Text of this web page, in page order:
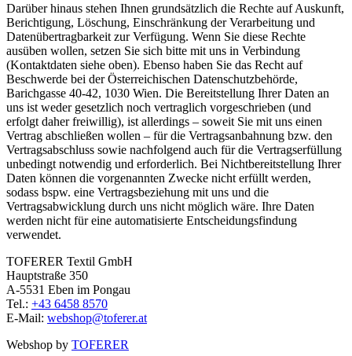
Darüber hinaus stehen Ihnen grundsätzlich die Rechte auf Auskunft,
Berichtigung, Löschung, Einschränkung der Verarbeitung und
Datenübertragbarkeit zur Verfügung. Wenn Sie diese Rechte
ausüben wollen, setzen Sie sich bitte mit uns in Verbindung
(Kontaktdaten siehe oben). Ebenso haben Sie das Recht auf
Beschwerde bei der Österreichischen Datenschutzbehörde,
Barichgasse 40-42, 1030 Wien. Die Bereitstellung Ihrer Daten an
uns ist weder gesetzlich noch vertraglich vorgeschrieben (und
erfolgt daher freiwillig), ist allerdings – soweit Sie mit uns einen
Vertrag abschließen wollen – für die Vertragsanbahnung bzw. den
Vertragsabschluss sowie nachfolgend auch für die Vertragserfüllung
unbedingt notwendig und erforderlich. Bei Nichtbereitstellung Ihrer
Daten können die vorgenannten Zwecke nicht erfüllt werden,
sodass bspw. eine Vertragsbeziehung mit uns und die
Vertragsabwicklung durch uns nicht möglich wäre. Ihre Daten
werden nicht für eine automatisierte Entscheidungsfindung
verwendet.
TOFERER Textil GmbH
Hauptstraße 350
A-5531 Eben im Pongau
Tel.: +43 6458 8570
E-Mail: webshop@toferer.at
Webshop by TOFERER